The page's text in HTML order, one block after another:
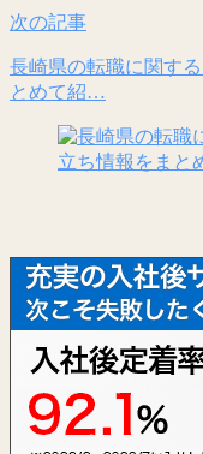
次の記事
長崎県の転職に関す
とめて紹…